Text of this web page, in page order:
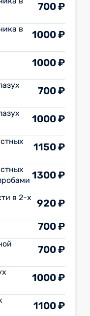
700 ₽
в
1000 ₽
1000 ₽
700 ₽
1000 ₽
1150 ₽
1300 ₽
в 2-х
920 ₽
700 ₽
700 ₽
1000 ₽
1100 ₽